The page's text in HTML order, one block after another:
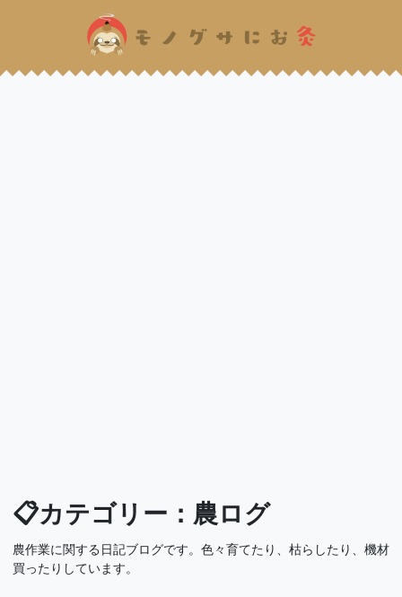
📋カテゴリー：農ログ
農作業に関する日記ブログです。色々育てたり、枯らしたり、機材
買ったりしています。